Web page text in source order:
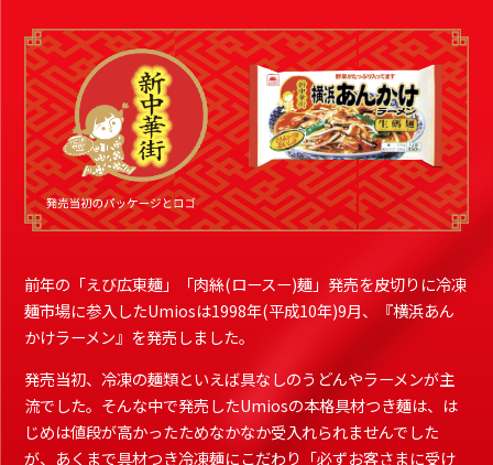
前年の「えび広東麺」「⾁絲(ロースー)麺」発売を⽪切りに冷凍
麺市場に参⼊したUmiosは1998年(平成10年)9⽉、『横浜あん
かけラーメン』を発売しました。
発売当初、冷凍の麺類といえば具なしのうどんやラーメンが主
流でした。そんな中で発売したUmiosの本格具材つき麺は、は
じめは値段が⾼かったためなかなか受⼊れられませんでした
が、あくまで具材つき冷凍麺にこだわり「必ずお客さまに受け